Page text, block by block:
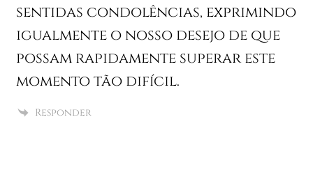
sentidas condolências, exprimindo
igualmente o nosso desejo de que
possam rapidamente superar este
momento tão difícil.
Responder